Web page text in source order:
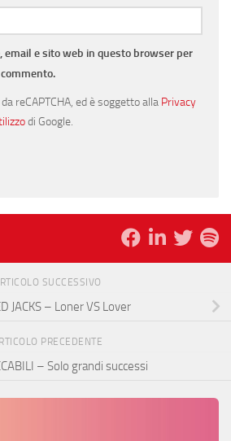
email e sito web in questo browser per
reCAPTCHA, ed è soggetto alla Privacy
di Google.
SUCCESSIVO
JACKS – Loner VS Lover
PRECEDENTE
– Solo grandi successi